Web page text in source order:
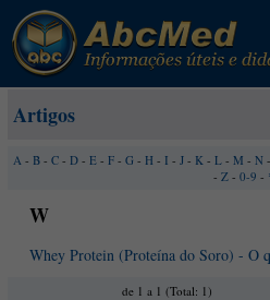
Artigos
A - B - C - D - E - F - G - H - I - J - K - L - M - N -
- Z - 0-9 -
W
Whey Protein (Proteína do Soro) - O
de 1 a 1 (Total: 1)